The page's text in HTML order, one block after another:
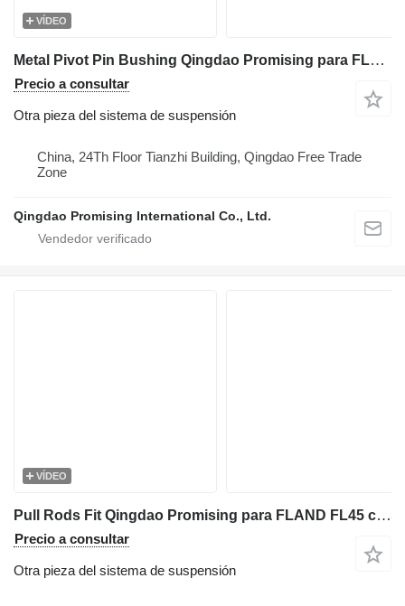
VÍDEO
Metal Pivot Pin Bushing Qingdao Promising para FLAND FL45 cargadora de ruedas
Precio a consultar
Otra pieza del sistema de suspensión
China, 24Th Floor Tianzhi Building, Qingdao Free Trade
Zone
Qingdao Promising International Co., Ltd.
VÍDEO
Pull Rods Fit Qingdao Promising para FLAND FL45 cargadora de ruedas
Precio a consultar
Otra pieza del sistema de suspensión